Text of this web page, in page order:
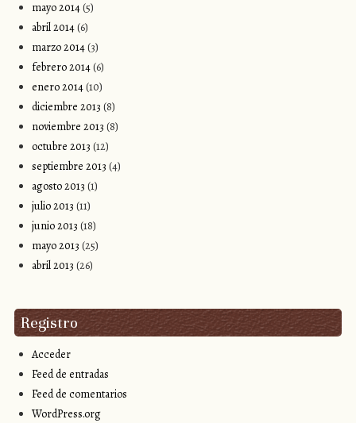
mayo 2014(5)
abril 2014(6)
marzo 2014(3)
febrero 2014(6)
enero 2014(10)
diciembre 2013 (8)
noviembre 2013 (8)
octubre 2013 (12)
septiembre 2013 (4)
agosto 2013 (1)
julio 2013 (11)
junio 2013 (18)
mayo 2013 (25)
abril 2013 (26)
Registro
Acceder
Feed de entradas
Feed de comentarios
WordPress.org